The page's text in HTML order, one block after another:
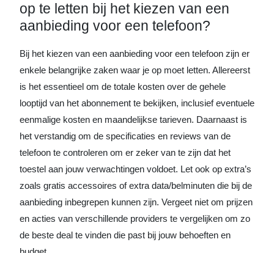
op te letten bij het kiezen van een
aanbieding voor een telefoon?
Bij het kiezen van een aanbieding voor een telefoon zijn er
enkele belangrijke zaken waar je op moet letten. Allereerst
is het essentieel om de totale kosten over de gehele
looptijd van het abonnement te bekijken, inclusief eventuele
eenmalige kosten en maandelijkse tarieven. Daarnaast is
het verstandig om de specificaties en reviews van de
telefoon te controleren om er zeker van te zijn dat het
toestel aan jouw verwachtingen voldoet. Let ook op extra’s
zoals gratis accessoires of extra data/belminuten die bij de
aanbieding inbegrepen kunnen zijn. Vergeet niet om prijzen
en acties van verschillende providers te vergelijken om zo
de beste deal te vinden die past bij jouw behoeften en